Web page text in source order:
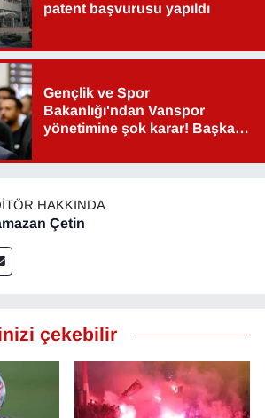
patent başvurusu yapıldı
Gençlik ve Spor
Bakanlığı'ndan Vanspor
yönetimine şok karar! Başkan
HAKKINDA
Çetin
çekebilir